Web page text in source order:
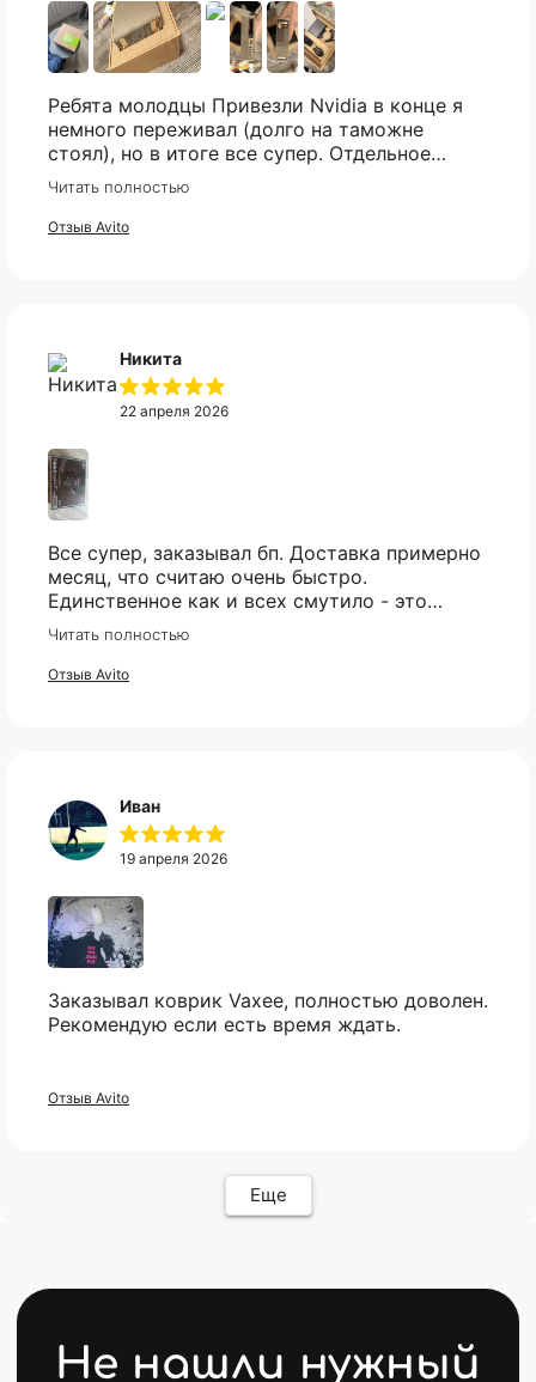
Ребята молодцы Привезли Nvidia в конце я
немного переживал (долго на таможне
стоял), но в итоге все супер. Отдельное
спасибо что всегда отвечали практически
мгновенно, клиентская поддержка на самом
высоком уровне!
Читать полностью
Отзыв Avito
Никита
22 апреля 2026
Все супер, заказывал бп. Доставка примерно
месяц, что считаю очень быстро.
Единственное как и всех смутило - это
оплата, но все прошло гладко. Упакован
товар тоже был хорошо, в двойной коробке
и в пупырке. Трек номер предоставили.
Читать полностью
Отзыв Avito
Иван
19 апреля 2026
Заказывал коврик Vaxee, полностью доволен.
Рекомендую если есть время ждать.
Отзыв Avito
Еще
постараемся найти то что вы искали.
Telegram
КАТАЛОГ
ИНН: 711206576050
Популярное
Комплектующие
Кресла
Отзывы